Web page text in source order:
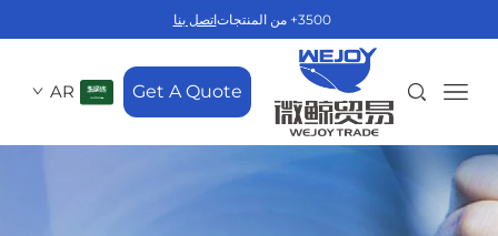
3500+ من المنتجات اتصل بنا
Get A Quote
AR